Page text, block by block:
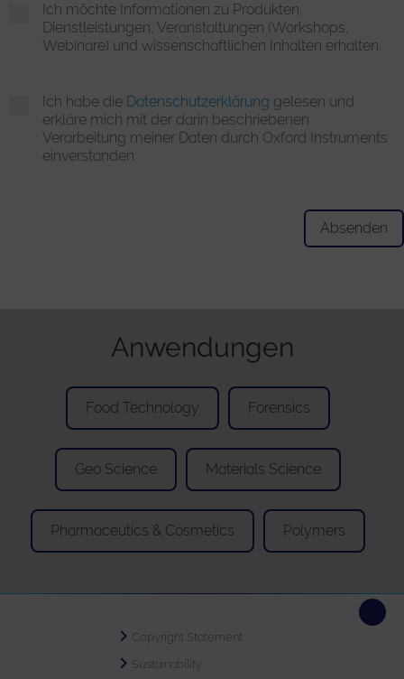
Ich möchte Informationen zu Produkten,
Dienstleistungen, Veranstaltungen (Workshops,
Webinare) und wissenschaftlichen Inhalten erhalten.
Ich habe die Datenschutzerklärung gelesen und
erkläre mich mit der darin beschriebenen
Verarbeitung meiner Daten durch Oxford Instruments
einverstanden
Anwendungen
Food Technology Forensics
Geo Science Materials Science
Pharmaceutics & Cosmetics Polymers
Copyright Statement
Sustainability